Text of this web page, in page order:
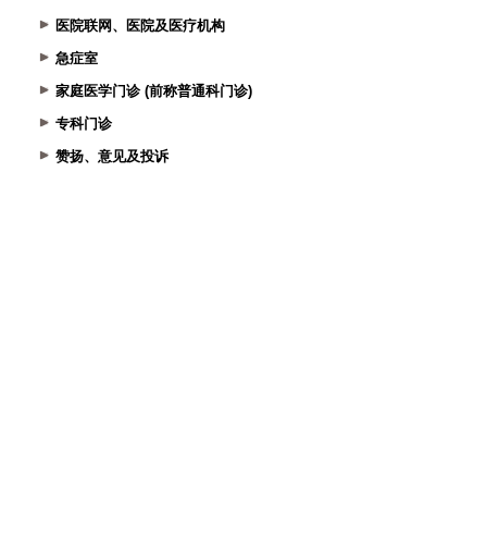
医院联网、医院及医疗机构
急症室
家庭医学门诊 (前称普通科门诊)
专科门诊
赞扬、意见及投诉